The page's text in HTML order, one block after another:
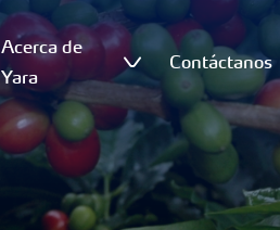
Acerca de
Yara
Contáctanos